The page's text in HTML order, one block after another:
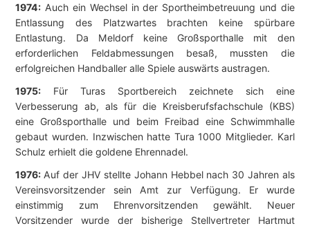
1974: Auch ein Wechsel in der Sportheimbetreuung und die
Entlassung des Platzwartes brachten keine spürbare
Entlastung. Da Meldorf keine Großsporthalle mit den
erforderlichen Feldabmessungen besaß, mussten die
erfolgreichen Handballer alle Spiele auswärts austragen.
1975: Für Turas Sportbereich zeichnete sich eine
Verbesserung ab, als für die Kreisberufsfachschule (KBS)
eine Großsporthalle und beim Freibad eine Schwimmhalle
gebaut wurden. Inzwischen hatte Tura 1000 Mitglieder. Karl
Schulz erhielt die goldene Ehrennadel.
1976: Auf der JHV stellte Johann Hebbel nach 30 Jahren als
Vereinsvorsitzender sein Amt zur Verfügung. Er wurde
einstimmig zum Ehrenvorsitzenden gewählt. Neuer
Vorsitzender wurde der bisherige Stellvertreter Hartmut